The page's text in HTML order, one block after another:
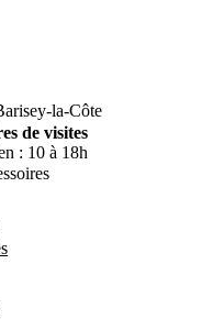
la-Côte
de visites
: 10 à 18h